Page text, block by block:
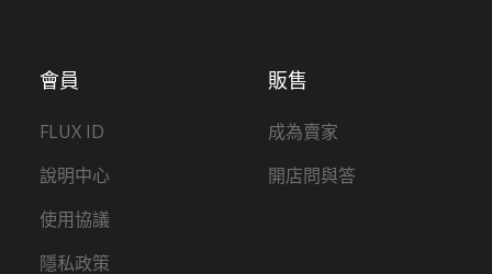
販售
成為賣家
開店問與答
會員
FLUX ID
說明中心
使用協議
隱私政策